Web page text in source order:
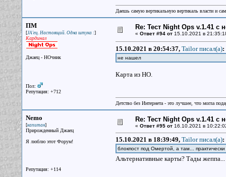
Даешь самую вертикальную вертикаль власти и
ПМ
[JA'ец. Настоящий. Одна штука :]
Кардинал
Джаец - НОчник
Пол:
Репутация: +712
Re: Тест Night Ops v.1.41 с
« Ответ #94 от15.10.2021 в
15.10.2021 в 20:54:37, Tailor писал(a):
не нашел
Карта из НО.
Детство без Интернета - это лучшее, что могла
Nemo
[капитан]
Прирожденный Джаец
Я люблю этот Форум!
Репутация: +114
Re: Тест Night Ops v.1.41 с
« Ответ #95 от16.10.2021 в
15.10.2021 в 18:39:49, Tailor писал(a):
блокпост под Омертой, а там...
Альтернативные карты? Тады жеппа...